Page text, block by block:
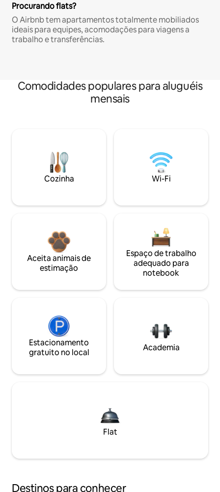
Procurando flats?
O Airbnb tem apartamentos totalmente mobiliados
ideais para equipes, acomodações para viagens a
trabalho e transferências.
Comodidades populares para aluguéis
mensais
Cozinha Wi-Fi
Aceita animais de
estimação
Espaço de trabalho
adequado para
notebook
Estacionamento
gratuito no local
Academia
Flat
Destinos para conhecer